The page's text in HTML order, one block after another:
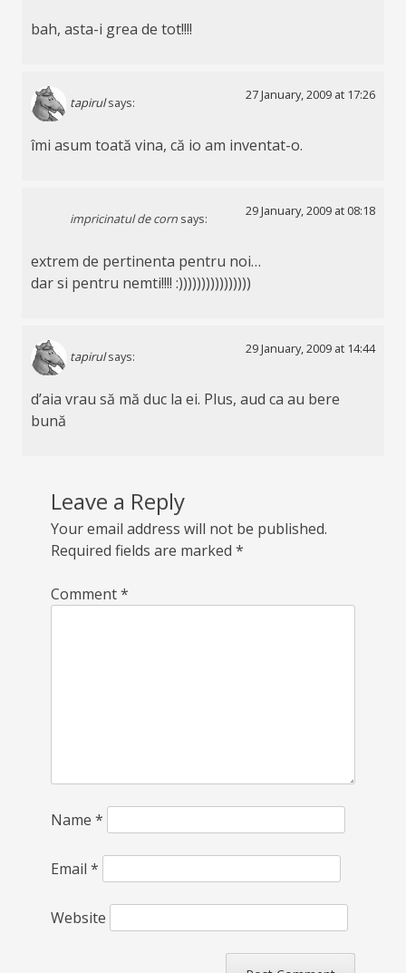
bah, asta-i grea de tot!!!!
tapirul says:
27 January, 2009 at 17:26
îmi asum toată vina, că io am inventat-o.
impricinatul de corn says:
29 January, 2009 at 08:18
extrem de pertinenta pentru noi…
dar si pentru nemti!!!! :))))))))))))))))
tapirul says:
29 January, 2009 at 14:44
d’aia vrau să mă duc la ei. Plus, aud ca au bere
bună
Leave a Reply
Your email address will not be published.
Required fields are marked *
Comment*
Name *
Email *
Website